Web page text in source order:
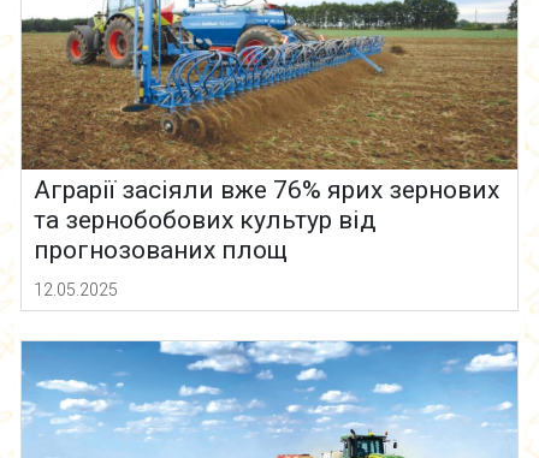
Аграрії засіяли вже 76% ярих зернових
та зернобобових культур від
прогнозованих площ
12.05.2025